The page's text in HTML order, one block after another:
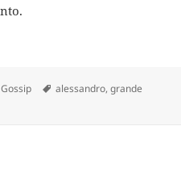
Categorie
Gossip Tag
alessandro,grande